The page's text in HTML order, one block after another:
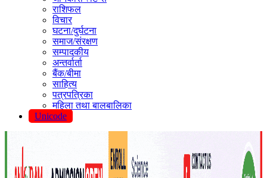
राशिफल
विचार
घटना/दुर्घटना
समाज/संरक्षण
सम्पादकीय
अन्तर्वार्ता
बैंक/बीमा
साहित्य
पत्रपत्रिका
महिला तथा बालबालिका
Unicode